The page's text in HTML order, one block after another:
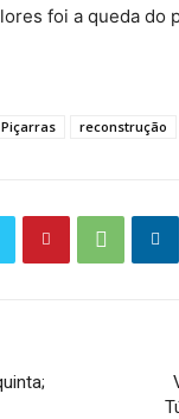
foi a queda do
Piçarras reconstrução